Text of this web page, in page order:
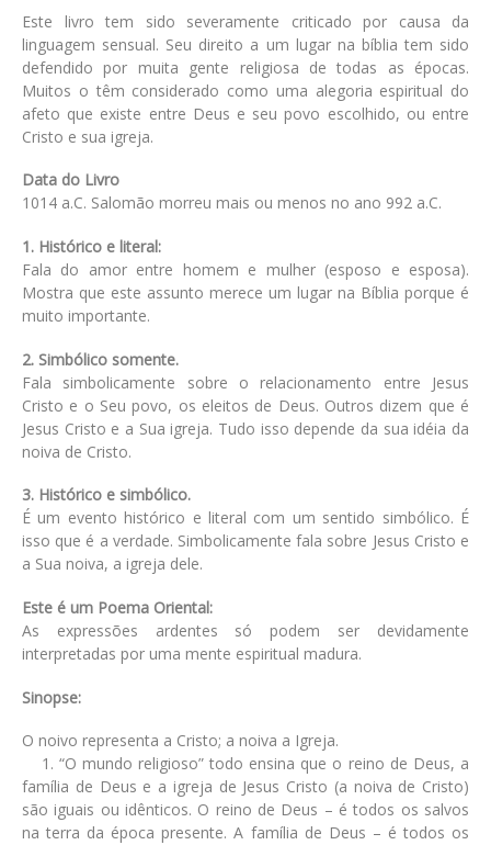
Este livro tem sido severamente criticado por causa da
linguagem sensual. Seu direito a um lugar na bíblia tem sido
defendido por muita gente religiosa de todas as épocas.
Muitos o têm considerado como uma alegoria espiritual do
afeto que existe entre Deus e seu povo escolhido, ou entre
Cristo e sua igreja.
Data do Livro
1014 a.C. Salomão morreu mais ou menos no ano 992 a.C.
1. Histórico e literal:
Fala do amor entre homem e mulher (esposo e esposa).
Mostra que este assunto merece um lugar na Bíblia porque é
muito importante.
2. Simbólico somente.
Fala simbolicamente sobre o relacionamento entre Jesus
Cristo e o Seu povo, os eleitos de Deus. Outros dizem que é
Jesus Cristo e a Sua igreja. Tudo isso depende da sua idéia da
noiva de Cristo.
3. Histórico e simbólico.
É um evento histórico e literal com um sentido simbólico. É
isso que é a verdade. Simbolicamente fala sobre Jesus Cristo e
a Sua noiva, a igreja dele.
Este é um Poema Oriental:
As expressões ardentes só podem ser devidamente
interpretadas por uma mente espiritual madura.
Sinopse:
O noivo representa a Cristo; a noiva a Igreja.
1. “O mundo religioso” todo ensina que o reino de Deus, a
família de Deus e a igreja de Jesus Cristo (a noiva de Cristo)
são iguais ou idênticos. O reino de Deus – é todos os salvos
na terra da época presente. A família de Deus – é todos os